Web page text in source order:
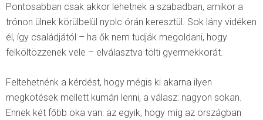
Pontosabban csak akkor lehetnek a szabadban, amikor a
trónon ülnek körülbelül nyolc órán keresztül. Sok lány vidéken
él, így családjától – ha ők nem tudják megoldani, hogy
felköltözzenek vele – elválasztva tölti gyermekkorát.
Feltehetnénk a kérdést, hogy mégis ki akarna ilyen
megkötések mellett kumári lenni, a válasz: nagyon sokan.
Ennek két főbb oka van: az egyik, hogy míg az országban